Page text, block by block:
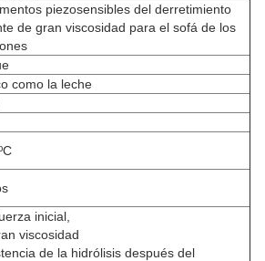
piezosensibles del derretimiento
de gran viscosidad para el sofá de los
como la leche
inicial,
viscosidad
de la hidrólisis después del